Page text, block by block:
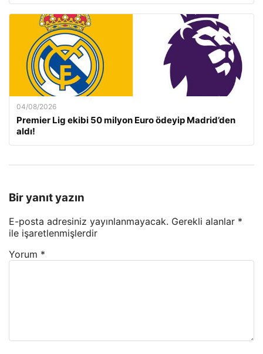
04/08/2026
Premier Lig ekibi 50 milyon Euro ödeyip Madrid’den
aldı!
Bir yanıt yazın
E-posta adresiniz yayınlanmayacak. Gerekli alanlar *
ile işaretlenmişlerdir
Yorum *